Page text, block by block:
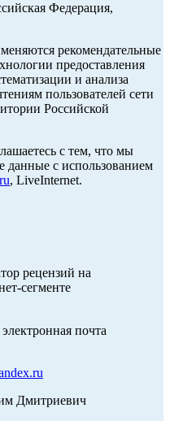
Федерация,
рекомендательные
предоставления
и анализа
пользователей сети
Российской
с тем, что мы
данные с использованием
, LiveInternet.
рецензий на
сегменте
почта
Дмитриевич